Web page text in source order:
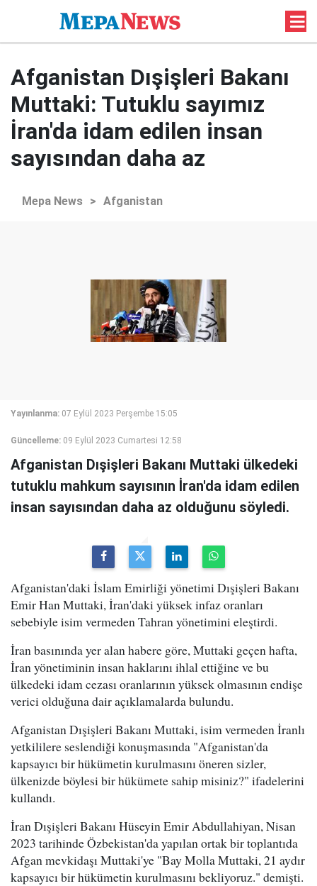
Afganistan Dışişleri Bakanı
Muttaki: Tutuklu sayımız
İran'da idam edilen insan
sayısından daha az
Mepa News > Afganistan
Yayınlanma: 07 Eylül 2023 Perşembe 15:05
Güncelleme: 09 Eylül 2023 Cumartesi 12:58
Afganistan Dışişleri Bakanı Muttaki ülkedeki
tutuklu mahkum sayısının İran'da idam edilen
insan sayısından daha az olduğunu söyledi.
Afganistan'daki İslam Emirliği yönetimi Dışişleri Bakanı
Emir Han Muttaki, İran'daki yüksek infaz oranları
sebebiyle isim vermeden Tahran yönetimini eleştirdi.
İran basınında yer alan habere göre, Muttaki geçen hafta,
İran yönetiminin insan haklarını ihlal ettiğine ve bu
ülkedeki idam cezası oranlarının yüksek olmasının endişe
verici olduğuna dair açıklamalarda bulundu.
Afganistan Dışişleri Bakanı Muttaki, isim vermeden İranlı
yetkililere seslendiği konuşmasında "Afganistan'da
kapsayıcı bir hükümetin kurulmasını öneren sizler,
ülkenizde böylesi bir hükümete sahip misiniz?" ifadelerini
kullandı.
İran Dışişleri Bakanı Hüseyin Emir Abdullahiyan, Nisan
2023 tarihinde Özbekistan'da yapılan ortak bir toplantıda
Afgan mevkidaşı Muttaki'ye "Bay Molla Muttaki, 21 aydır
kapsayıcı bir hükümetin kurulmasını bekliyoruz." demişti.